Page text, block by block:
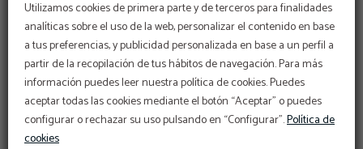
Utilizamos cookies de primera parte y de terceros para finalidades
analíticas sobre el uso de la web, personalizar el contenido en base
a tus preferencias, y publicidad personalizada en base a un perfil a
partir de la recopilación de tus hábitos de navegación. Para más
información puedes leer nuestra política de cookies. Puedes
aceptar todas las cookies mediante el botón “Aceptar” o puedes
configurar o rechazar su uso pulsando en “Configurar”.Política de
cookies
TURISMO